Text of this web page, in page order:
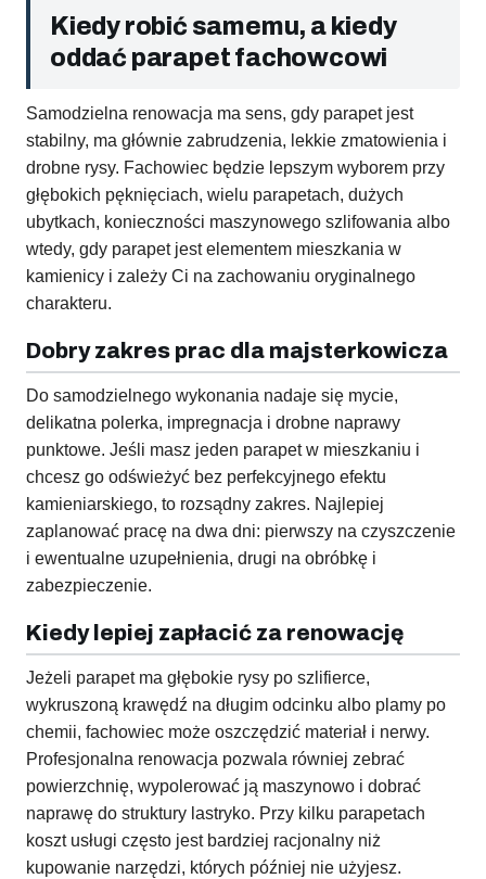
Kiedy robić samemu, a kiedy
oddać parapet fachowcowi
Samodzielna renowacja ma sens, gdy parapet jest
stabilny, ma głównie zabrudzenia, lekkie zmatowienia i
drobne rysy. Fachowiec będzie lepszym wyborem przy
głębokich pęknięciach, wielu parapetach, dużych
ubytkach, konieczności maszynowego szlifowania albo
wtedy, gdy parapet jest elementem mieszkania w
kamienicy i zależy Ci na zachowaniu oryginalnego
charakteru.
Dobry zakres prac dla majsterkowicza
Do samodzielnego wykonania nadaje się mycie,
delikatna polerka, impregnacja i drobne naprawy
punktowe. Jeśli masz jeden parapet w mieszkaniu i
chcesz go odświeżyć bez perfekcyjnego efektu
kamieniarskiego, to rozsądny zakres. Najlepiej
zaplanować pracę na dwa dni: pierwszy na czyszczenie
i ewentualne uzupełnienia, drugi na obróbkę i
zabezpieczenie.
Kiedy lepiej zapłacić za renowację
Jeżeli parapet ma głębokie rysy po szlifierce,
wykruszoną krawędź na długim odcinku albo plamy po
chemii, fachowiec może oszczędzić materiał i nerwy.
Profesjonalna renowacja pozwala równiej zebrać
powierzchnię, wypolerować ją maszynowo i dobrać
naprawę do struktury lastryko. Przy kilku parapetach
koszt usługi często jest bardziej racjonalny niż
kupowanie narzędzi, których później nie użyjesz.